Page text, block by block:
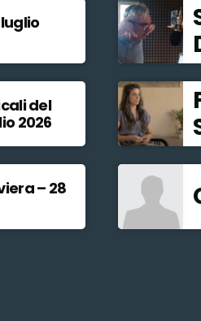
del
2026
– 28